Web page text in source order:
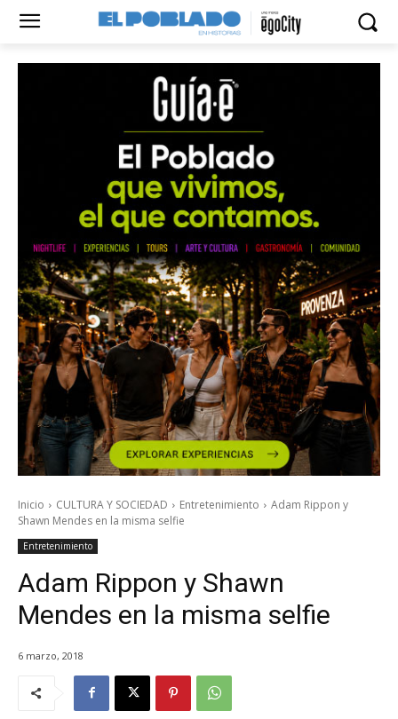
Inicio CULTURA Y SOCIEDAD Entretenimiento
Adam Rippon y
Shawn Mendes en la misma selfie
Entretenimiento
Adam Rippon y Shawn
Mendes en la misma selfie
6 marzo, 2018